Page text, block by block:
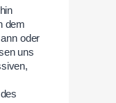
dem
oder
uns